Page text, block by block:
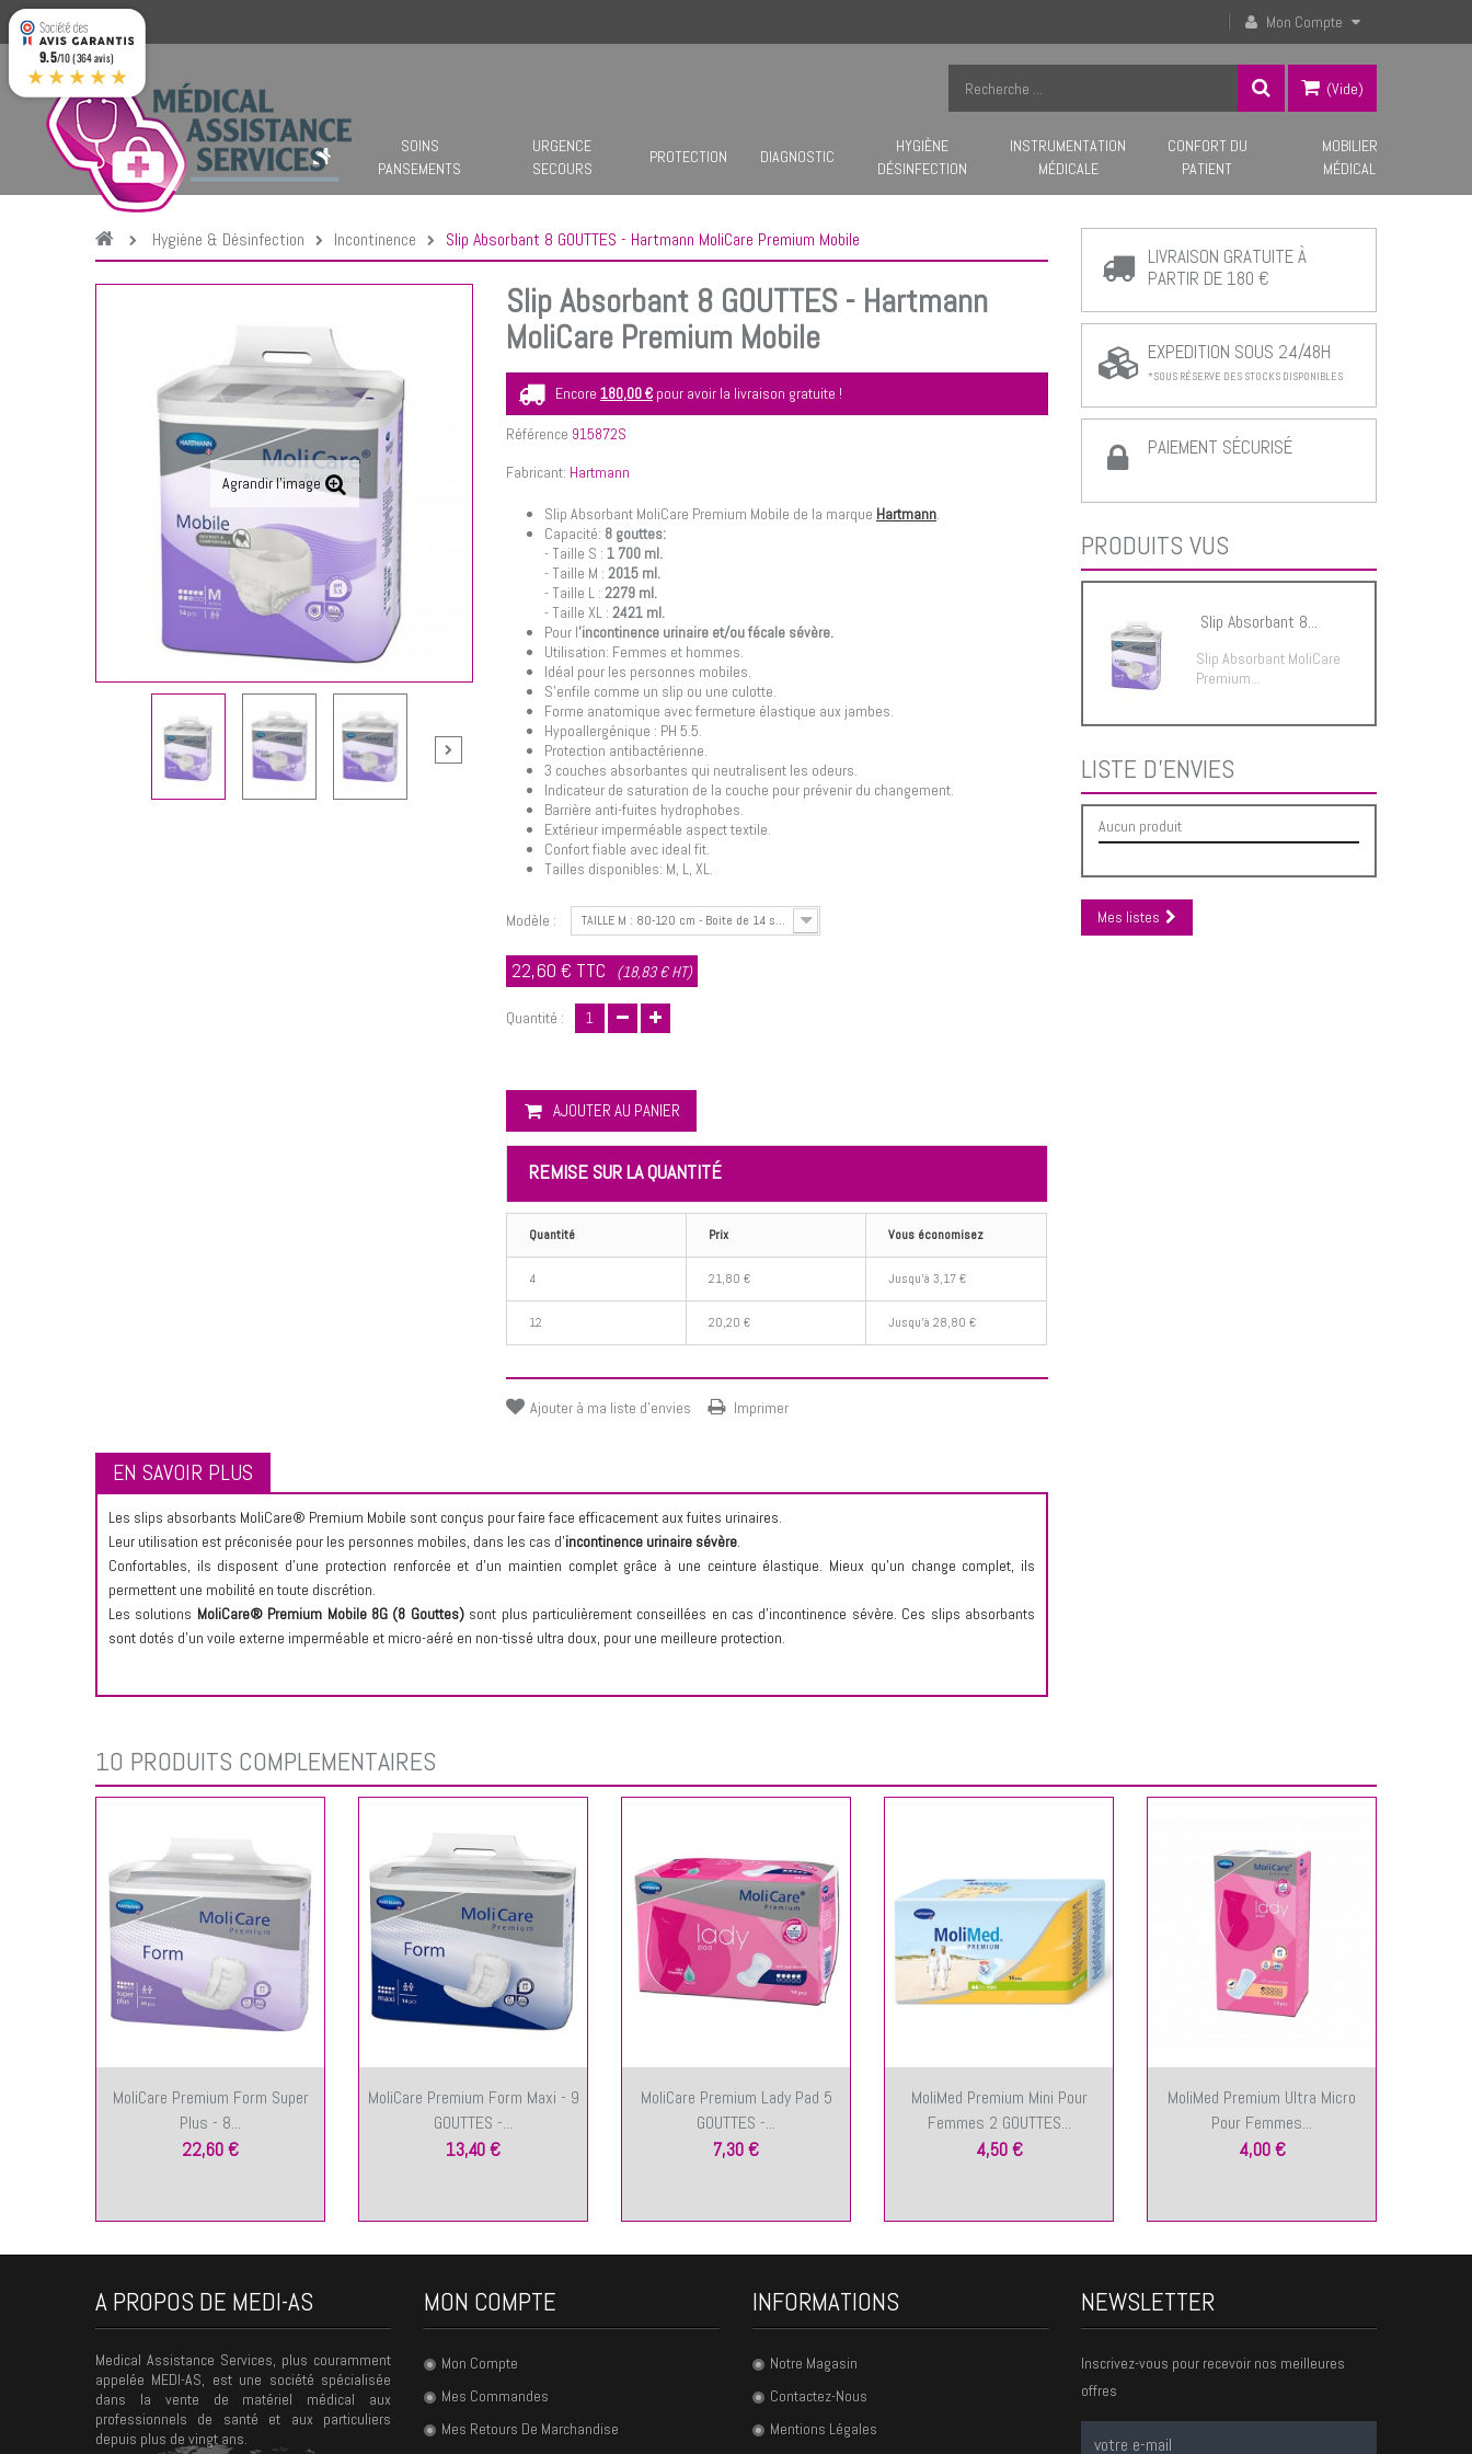
Mon Compte
(vide)
SOINS
PANSEMENTS
URGENCE
SECOURS
PROTECTION DIAGNOSTIC
HYGIÈNE
DÉSINFECTION
INSTRUMENTATION
MÉDICALE
CONFORT DU
PATIENT
MOBILIER
MÉDICAL
Hygiène & Désinfection Incontinence Slip Absorbant 8 GOUTTES - Hartmann MoliCare Premium Mobile
Agrandir l'image
Slip Absorbant 8 GOUTTES - Hartmann
MoliCare Premium Mobile
Encore 180,00 € pour avoir la livraison gratuite !
Référence 915872S
Fabricant: Hartmann
Slip Absorbant MoliCare Premium Mobile de la marque Hartmann.
Capacité: 8 gouttes:
- Taille S : 1 700 ml.
- Taille M : 2015 ml.
- Taille L : 2279 ml.
- Taille XL : 2421 ml.
Pour l'incontinence urinaire et/ou fécale sévère.
Utilisation: Femmes et hommes.
Idéal pour les personnes mobiles.
S'enfile comme un slip ou une culotte.
Forme anatomique avec fermeture élastique aux jambes.
Hypoallergénique : PH 5.5.
Protection antibactérienne.
3 couches absorbantes qui neutralisent les odeurs.
Indicateur de saturation de la couche pour prévenir du changement.
Barrière anti-fuites hydrophobes.
Extérieur imperméable aspect textile.
Confort fiable avec ideal fit.
Tailles disponibles: M, L, XL.
Modèle : TAILLE M : 80-120 cm - Boite de 14 slips
22,60 € TTC (18,83 € HT)
Quantité :
AJOUTER AU PANIER
REMISE SUR LA QUANTITÉ
Quantité Prix Vous économisez
4 21,80 € Jusqu'à 3,17 €
12 20,20 € Jusqu'à 28,80 €
Ajouter à ma liste d'envies Imprimer
EN SAVOIR PLUS
Les slips absorbants MoliCare® Premium Mobile sont conçus pour faire face efficacement aux fuites urinaires.
Leur utilisation est préconisée pour les personnes mobiles, dans les cas d’incontinence urinaire sévère.
Confortables, ils disposent d’une protection renforcée et d’un maintien complet grâce à une ceinture élastique. Mieux qu’un change complet, ils
permettent une mobilité en toute discrétion.
Les solutions MoliCare® Premium Mobile 8G (8 Gouttes)sont plus particulièrement conseillées en cas d’incontinence sévère. Ces slips absorbants
sont dotés d’un voile externe imperméable et micro-aéré en non-tissé ultra doux, pour une meilleure protection.
LIVRAISON GRATUITE À
PARTIR DE 180 €
EXPEDITION SOUS 24/48H
*SOUS RÉSERVE DES STOCKS DISPONIBLES
PAIEMENT SÉCURISÉ
PRODUITS VUS
Slip Absorbant 8...
Slip Absorbant MoliCare
Premium...
LISTE D'ENVIES
Aucun produit
Mes listes
10 PRODUITS COMPLÉMENTAIRES
MoliCare Premium Form Super
Plus - 8...
22,60 €
MoliCare Premium Form Maxi - 9
GOUTTES -...
13,40 €
MoliCare Premium Lady Pad 5
GOUTTES -...
7,30 €
MoliMed Premium Mini Pour
Femmes 2 GOUTTES...
4,50 €
MoliMed Premium Ultra Micro
Pour Femmes...
4,00 €
A PROPOS DE MEDI-AS
Medical Assistance Services, plus couramment
appelée MEDI-AS, est une société spécialisée
dans la vente de matériel médical aux
professionnels de santé et aux particuliers
depuis plus de vingt ans.
MON COMPTE
Mon Compte
Mes Commandes
Mes Retours De Marchandise
INFORMATIONS
Notre Magasin
Contactez-Nous
Mentions Légales
NEWSLETTER
Inscrivez-vous pour recevoir nos meilleures
offres
9.5/10 (364 avis)
★★★★★